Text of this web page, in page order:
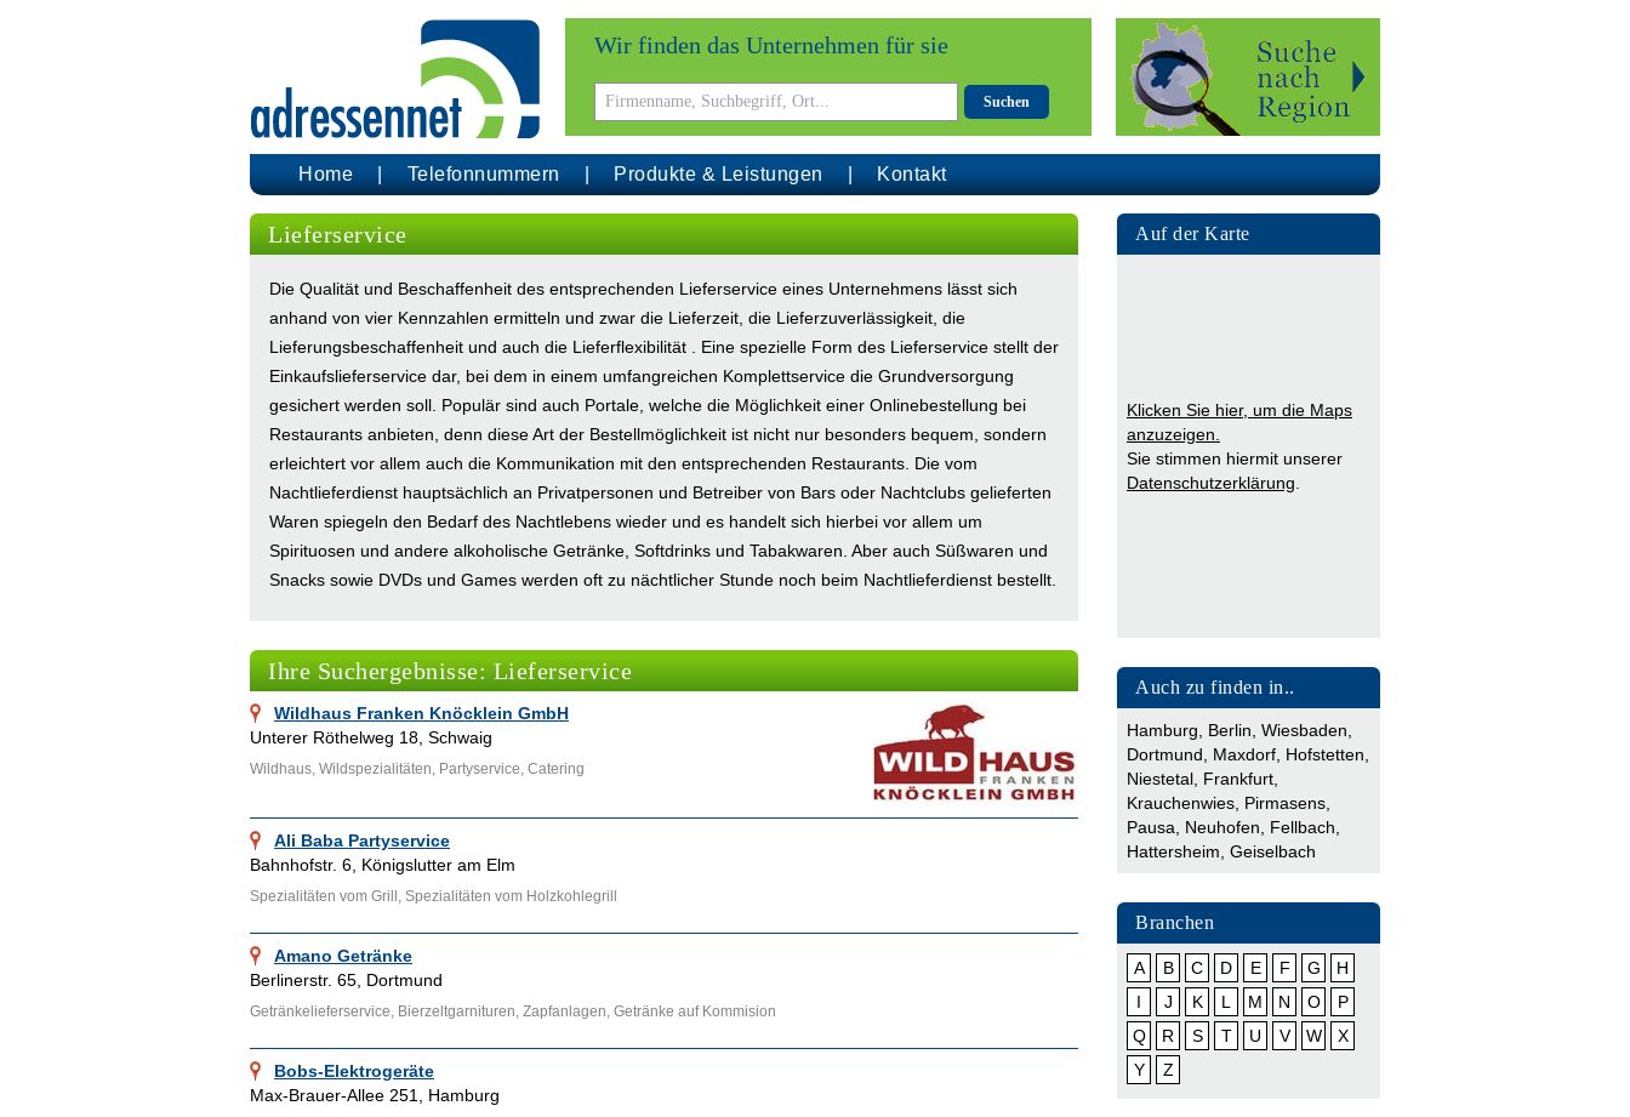
Wir finden das Unternehmen für sie
Suchen
Home Telefonnummern Produkte & Leistungen Kontakt
Lieferservice
Die Qualität und Beschaffenheit des entsprechenden Lieferservice eines Unternehmens lässt sich
anhand von vier Kennzahlen ermitteln und zwar die Lieferzeit, die Lieferzuverlässigkeit, die
Lieferungsbeschaffenheit und auch die Lieferflexibilität . Eine spezielle Form des Lieferservice stellt der
Einkaufslieferservice dar, bei dem in einem umfangreichen Komplettservice die Grundversorgung
gesichert werden soll. Populär sind auch Portale, welche die Möglichkeit einer Onlinebestellung bei
Restaurants anbieten, denn diese Art der Bestellmöglichkeit ist nicht nur besonders bequem, sondern
erleichtert vor allem auch die Kommunikation mit den entsprechenden Restaurants. Die vom
Nachtlieferdienst hauptsächlich an Privatpersonen und Betreiber von Bars oder Nachtclubs gelieferten
Waren spiegeln den Bedarf des Nachtlebens wieder und es handelt sich hierbei vor allem um
Spirituosen und andere alkoholische Getränke, Softdrinks und Tabakwaren. Aber auch Süßwaren und
Snacks sowie DVDs und Games werden oft zu nächtlicher Stunde noch beim Nachtlieferdienst bestellt.
Ähnliche Themenbereiche wie
Catering,Absatzlogistikkönnen über die bereitgestellten Links aufgesucht werden.
Ihre Suchergebnisse: Lieferservice
Wildhaus Franken Knöcklein GmbH
Unterer Röthelweg 18, Schwaig
Wildhaus, Wildspezialitäten, Partyservice, Catering
Ali Baba Partyservice
Bahnhofstr. 6, Königslutter am Elm
Spezialitäten vom Grill, Spezialitäten vom Holzkohlegrill
Amano Getränke
Berlinerstr. 65, Dortmund
Getränkelieferservice, Bierzeltgarnituren, Zapfanlagen, Getränke auf Kommision
Bobs-Elektrogeräte
Max-Brauer-Allee 251, Hamburg
Auf der Karte
Klicken Sie hier, um die Maps
anzuzeigen.
Sie stimmen hiermit unserer
Datenschutzerklärung
Auch zu finden in..
Hamburg Berlin Wiesbaden
Dortmund
Maxdorf Hofstetten
Niestetal Frankfurt
Krauchenwies Pirmasens
Pausa
Neuhofen Fellbach
Hattersheim Geiselbach
Branchen
A B C D E F G
H
I
J K L M N O
P
Q
R S T U V W
X
Y
Z